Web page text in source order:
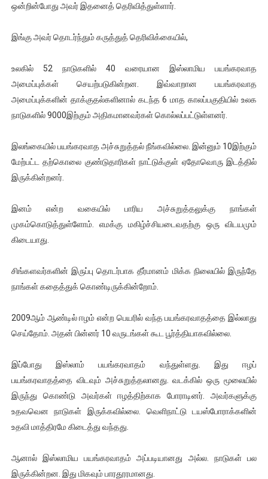
இளையராஜா – கமல் அவசர சந்திப்பு (படங்கள், விடியோ)
ஜனாதிபதி ஐக்கிய நாடுகளின் பொதுச் சபை கூட்டத்தில் இன்று
32 CM விநோத கன்றுக்குட்டி! (வீடியோ)
வலிமை தான் அஜித் திரைப்பயணத்திலே அதிக காலெக்ஷன் செய்த
ஒன்றின்போது அவர் இதனைத் தெரிவித்துள்ளார்.
இங்கு அவர் தொடர்ந்தும் கருத்துத் தெரிவிக்கையில்,
உலகில் 52 நாடுகளில் 40 வரையான இஸ்லாமிய பயங்கரவாத
அமைப்புக்கள் செயற்படுகின்றன. இவ்வாறான பயங்கரவாத
அமைப்புக்களின் தாக்குதல்களினால் கடந்த 6 மாத காலப்பகுதியில் உலக
நாடுகளில் 9000இற்கும் அதிகமானவர்கள் கொல்லப்பட்டுள்ளனர்.
இலங்கையில் பயங்கரவாத அச்சுறுத்தல் நீங்கவில்லை. இன்னும் 10இற்கும்
மேற்பட்ட தற்கொலை குண்டுதாரிகள் நாட்டுக்குள் ஏதோவொரு இடத்தில்
இருக்கின்றனர்.
இனம் என்ற வகையில் பாரிய அச்சுறுத்தலுக்கு நாங்கள்
முகம்கொடுத்துள்ளோம். எமக்கு மகிழ்ச்சியடைவதற்கு ஒரு விடயமும்
கிடையாது.
சிங்களவர்களின் இருப்பு தொடர்பாக தீர்மானம் மிக்க நிலையில் இருந்தே
நாங்கள் கதைத்துக் கொண்டிருக்கின்றோம்.
2009ஆம் ஆண்டில் ஈழம் என்ற பெயரில் வந்த பயங்கரவாதத்தை இல்லாது
செய்தோம். அதன் பின்னர் 10 வருடங்கள் கூட பூர்த்தியாகவில்லை.
இப்போது இஸ்லாம் பயங்கரவாதம் வந்துள்ளது. இது ஈழப்
பயங்கரவாதத்தை விடவும் அச்சுறுத்தலானது. வடக்கில் ஒரு மூலையில்
இருந்து கொண்டு அவர்கள் ஈழத்திற்காக போராடினர். அவர்களுக்கு
உதவவென நாடுகள் இருக்கவில்லை. வெளிநாட்டு டயஸ்போராக்களின்
உதவி மாத்திரமே கிடைத்து வந்தது.
ஆனால் இஸ்லாமிய பயங்கரவாதம் அப்படியானது அல்ல. நாடுகள் பல
இருக்கின்றன. இது மிகவும் பாரதூரமானது.